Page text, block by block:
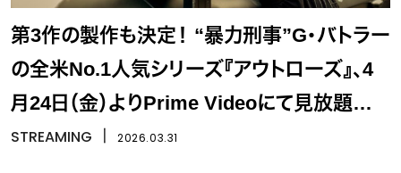
第3作の製作も決定！ “暴力刑事”G・バトラー
の全米No.1人気シリーズ『アウトローズ』、4
月24日（金）よりPrime Videoにて見放題独
占配信決定
STREAMING 2026.03.31